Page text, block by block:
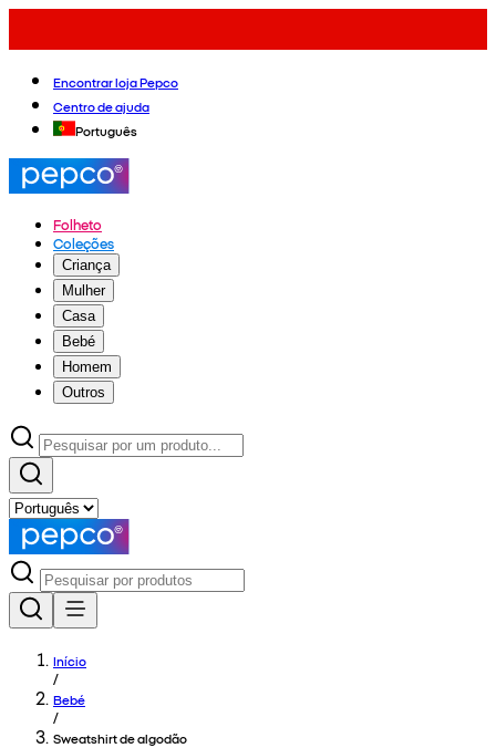
Encontrar loja Pepco
Centro de ajuda
Português
Folheto
Coleções
Criança
Mulher
Casa
Bebé
Homem
Outros
Início
/
Bebé
/
Sweatshirt de algodão